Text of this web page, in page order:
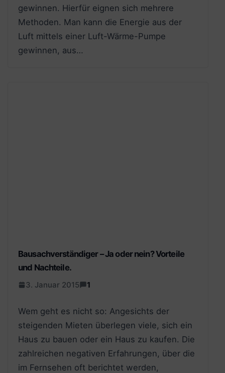
gewinnen. Hierfür eignen sich mehrere
Methoden. Man kann die Energie aus der
Luft mittels einer Luft-Wärme-Pumpe
gewinnen, aus…
Bausachverständiger – Ja oder nein? Vorteile
und Nachteile.
3. Januar 2015 1
Wem geht es nicht so: Angesichts der
steigenden Mieten überlegen viele, sich ein
Haus zu bauen oder ein Haus zu kaufen. Die
zahlreichen negativen Erfahrungen, über die
im Fernsehen oft berichtet werden,